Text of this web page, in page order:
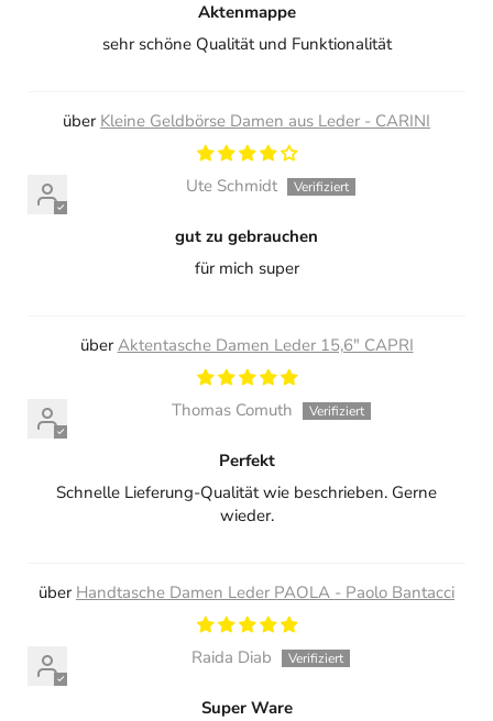
Aktenmappe
sehr schöne Qualität und Funktionalität
Kleine Geldbörse Damen aus Leder - CARINI
Ute Schmidt
gut zu gebrauchen
für mich super
Aktentasche Damen Leder 15,6" CAPRI
Thomas Comuth
Perfekt
Schnelle Lieferung-Qualität wie beschrieben. Gerne
wieder.
Handtasche Damen Leder PAOLA - Paolo Bantacci
Raida Diab
Super Ware